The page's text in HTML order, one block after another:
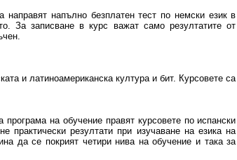
напълно безплатен тест по немски език в
За записване в курс важат само резултатите от
и латиноамериканска култура и бит. Курсовете са
на обучение правят курсовете по испански
практически резултати при изучаване на езика на
да се покрият четири нива на обучение и така за